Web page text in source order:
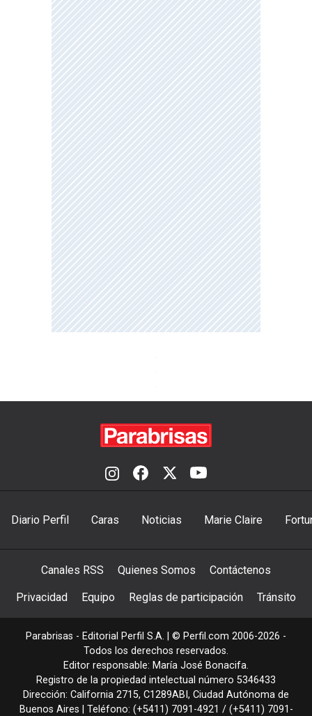
Diario Perfil Caras Noticias Marie Claire
Canales RSS Quienes Somos Contáctenos
Privacidad Equipo Reglas de participación Tránsito
Parabrisas - Editorial Perfil S.A. | © Perfil.com 2006-2026 -
Todos los derechos reservados.
Editor responsable: María José Bonacifa.
Registro de la propiedad intelectual número 5346433
Dirección: California 2715, C1289ABI , Ciudad Autónoma de
Buenos Aires | Teléfono: (+5411) 7091-4921 / (+5411) 7091-